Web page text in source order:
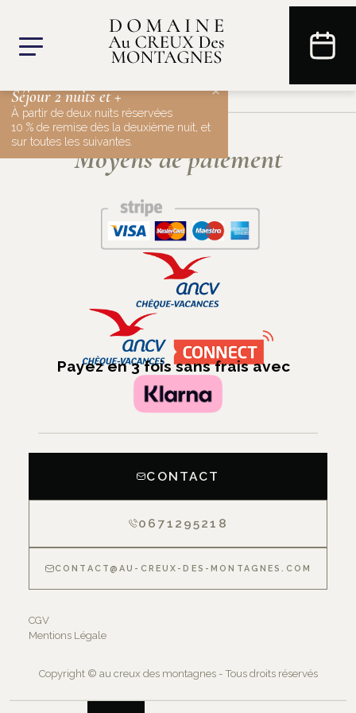
Moyens de paiement
Payez en 3 fois sans frais avec
CONTACT
0671295218
CONTACT@AU-CREUX-DES-MONTAGNES.COM
CGV
Mentions Légale
Copyright © au creux des montagnes - Tous droits réservés
×
Séjour 2 nuits et +
À partir de deux nuits réservées
10 % de remise dès la deuxième nuit, et
sur toutes les suivantes.